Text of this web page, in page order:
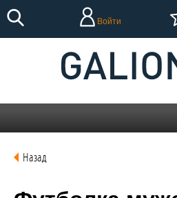
Войти
Назад